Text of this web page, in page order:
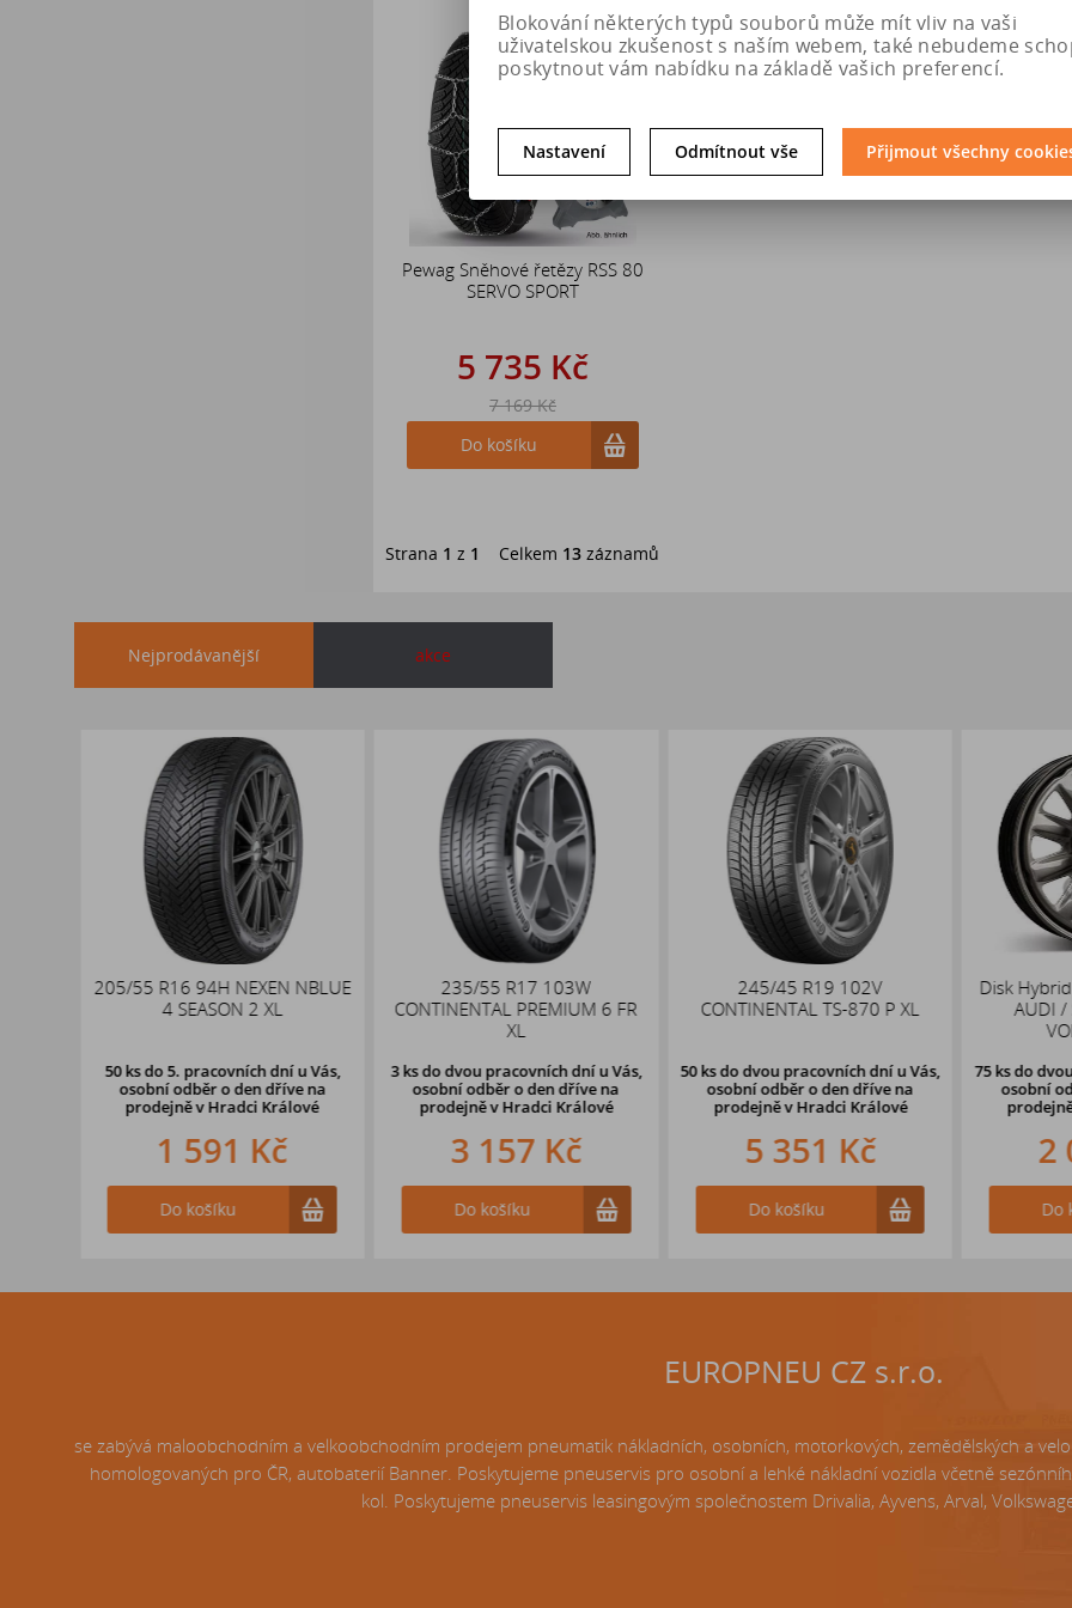
Sleva
20 %
Pewag Sněhové řetězy RSS 80
SERVO SPORT
5 735 Kč
7 169 Kč
Do košíku
Strana 1 z 1 Celkem 13 záznamů
Nejprodávanější akce
205/55 R16 94H NEXEN NBLUE
4 SEASON 2 XL
50 ksdo 5. pracovních dní u Vás,
osobní odběr o den dříve na
prodejněv Hradci Králové
1 591 Kč
Do košíku
235/55 R17 103W
CONTINENTAL PREMIUM 6 FR
XL
3 ksdo dvou pracovních dní u Vás,
osobní odběr o den dřívena
prodejně v Hradci Králové
3 157 Kč
Do košíku
245/45 R19 102V
CONTINENTAL TS-870 P XL
50 ksdo dvou pracovních dní u Vás,
osobní odběr o den dřívena
prodejně v Hradci Králové
5 351 Kč
Do košíku
Disk
AUDI /
75 ksdo dvou
osobní
2
Do
EUROPNEU CZ s.r.o.
se zabývá maloobchodním a velkoobchodním prodejem pneumatik nákladních, osobních, motorkových, zemědělských a
homologovaných pro ČR, autobaterií Banner. Poskytujeme pneuservis pro osobní a lehké nákladní vozidla včetně
kol. Poskytujeme pneuservis leasingovým společnostem Drivalia, Ayvens, Arval,
Blokování některých typů souborů může mít vliv na vaši
uživatelskou zkušenost s naším webem, také nebudeme
poskytnout vám nabídku na základě vašich preferencí.
Nastavení Odmítnout vše Přijmout všechny